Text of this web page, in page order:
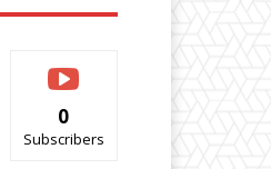
0
Subscribers